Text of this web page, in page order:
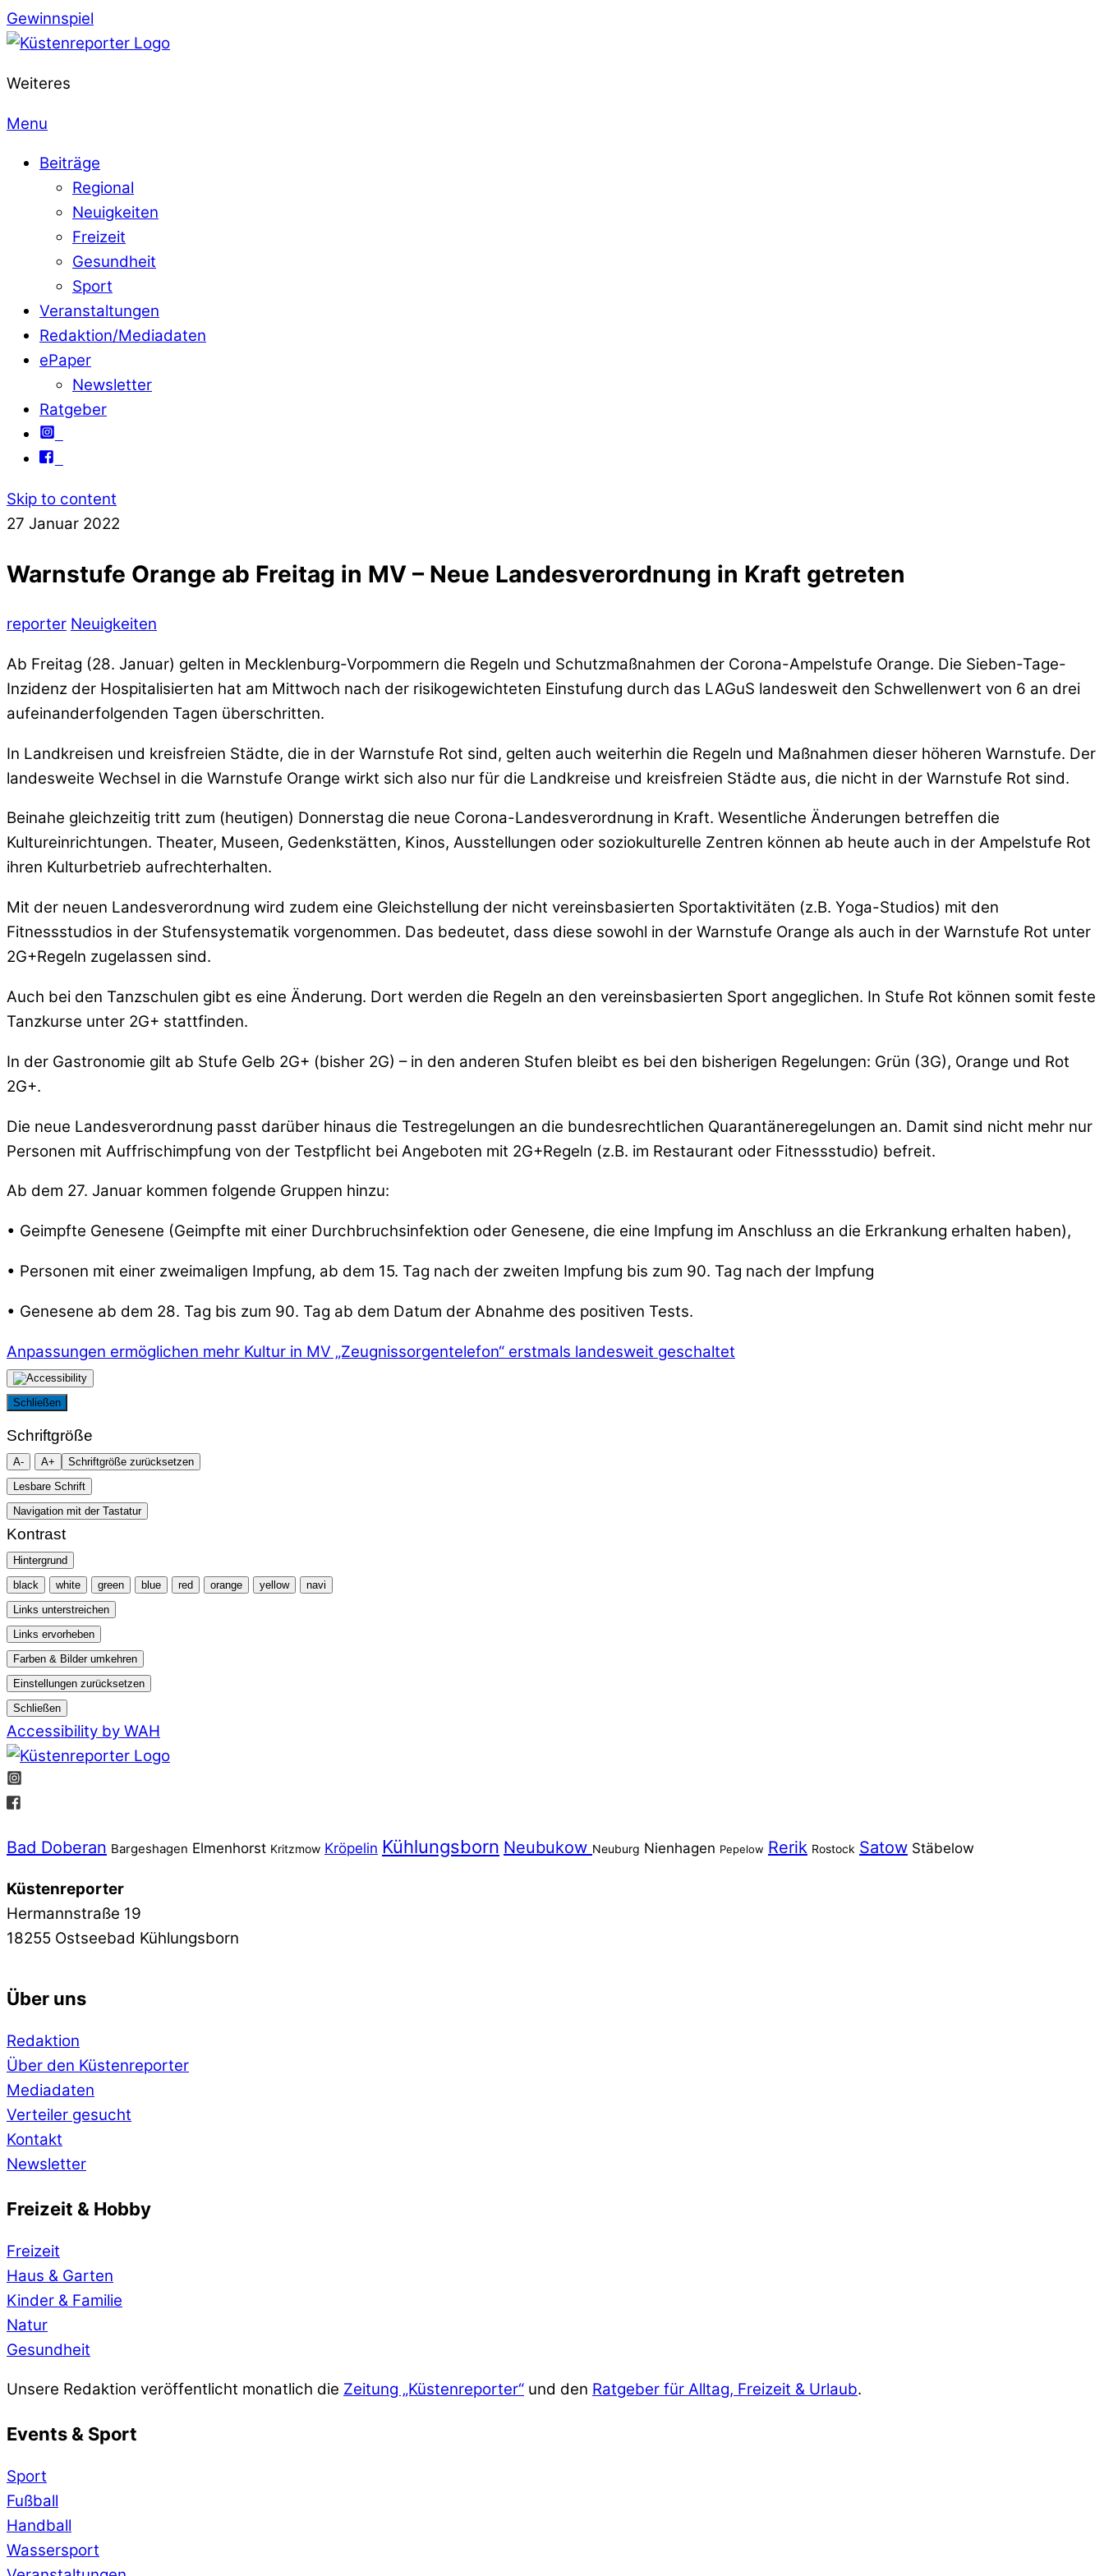
Gewinnspiel
Weiteres
Menu
Beiträge
Regional
Neuigkeiten
Freizeit
Gesundheit
Sport
Veranstaltungen
Redaktion/Mediadaten
ePaper
Newsletter
Ratgeber
Skip to content
27 Januar 2022
Warnstufe Orange ab Freitag in MV – Neue Landesverordnung in Kraft getreten
reporter Neuigkeiten
Ab Freitag (28. Januar) gelten in Mecklenburg-Vorpommern die Regeln und Schutzmaßnahmen der Corona-Ampelstufe Orange. Die Sieben-Tage-
Inzidenz der Hospitalisierten hat am Mittwoch nach der risikogewichteten Einstufung durch das LAGuS landesweit den Schwellenwert von 6 an drei
aufeinanderfolgenden Tagen überschritten.
In Landkreisen und kreisfreien Städte, die in der Warnstufe Rot sind, gelten auch weiterhin die Regeln und Maßnahmen dieser höheren Warnstufe. Der
landesweite Wechsel in die Warnstufe Orange wirkt sich also nur für die Landkreise und kreisfreien Städte aus, die nicht in der Warnstufe Rot sind.
Beinahe gleichzeitig tritt zum (heutigen) Donnerstag die neue Corona-Landesverordnung in Kraft. Wesentliche Änderungen betreffen die
Kultureinrichtungen. Theater, Museen, Gedenkstätten, Kinos, Ausstellungen oder soziokulturelle Zentren können ab heute auch in der Ampelstufe Rot
ihren Kulturbetrieb aufrechterhalten.
Mit der neuen Landesverordnung wird zudem eine Gleichstellung der nicht vereinsbasierten Sportaktivitäten (z.B. Yoga-Studios) mit den
Fitnessstudios in der Stufensystematik vorgenommen. Das bedeutet, dass diese sowohl in der Warnstufe Orange als auch in der Warnstufe Rot unter
2G+Regeln zugelassen sind.
Auch bei den Tanzschulen gibt es eine Änderung. Dort werden die Regeln an den vereinsbasierten Sport angeglichen. In Stufe Rot können somit feste
Tanzkurse unter 2G+ stattfinden.
In der Gastronomie gilt ab Stufe Gelb 2G+ (bisher 2G) – in den anderen Stufen bleibt es bei den bisherigen Regelungen: Grün (3G), Orange und Rot
2G+.
Die neue Landesverordnung passt darüber hinaus die Testregelungen an die bundesrechtlichen Quarantäneregelungen an. Damit sind nicht mehr nur
Personen mit Auffrischimpfung von der Testpflicht bei Angeboten mit 2G+Regeln (z.B. im Restaurant oder Fitnessstudio) befreit.
Ab dem 27. Januar kommen folgende Gruppen hinzu:
• Geimpfte Genesene (Geimpfte mit einer Durchbruchsinfektion oder Genesene, die eine Impfung im Anschluss an die Erkrankung erhalten haben),
• Personen mit einer zweimaligen Impfung, ab dem 15. Tag nach der zweiten Impfung bis zum 90. Tag nach der Impfung
• Genesene ab dem 28. Tag bis zum 90. Tag ab dem Datum der Abnahme des positiven Tests.
Anpassungen ermöglichen mehr Kultur in MV „Zeugnissorgentelefon“ erstmals landesweit geschaltet
Schließen
Schriftgröße
A- A+
Schriftgröße zurücksetzen
Lesbare Schrift
Navigation mit der Tastatur
Kontrast
Hintergrund
black
white green blue red orange yellow
navi
Links unterstreichen
Links ervorheben
Farben & Bilder umkehren
Einstellungen zurücksetzen
Schließen
Accessibility by WAH
Bad Doberan Bargeshagen Elmenhorst Kritzmow Kröpelin Kühlungsborn Neubukow Neuburg Nienhagen Pepelow Rerik Rostock Satow Stäbelow
Küstenreporter
Hermannstraße 19
18255 Ostseebad Kühlungsborn
Über uns
Redaktion
Über den Küstenreporter
Mediadaten
Verteiler gesucht
Kontakt
Newsletter
Freizeit & Hobby
Freizeit
Haus & Garten
Kinder & Familie
Natur
Gesundheit
Unsere Redaktion veröffentlicht monatlich die Zeitung „Küstenreporter“ und den Ratgeber für Alltag, Freizeit & Urlaub.
Events & Sport
Sport
Fußball
Handball
Wassersport